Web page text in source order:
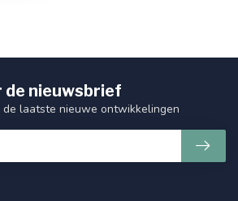
de nieuwsbrief
laatste nieuwe ontwikkelingen